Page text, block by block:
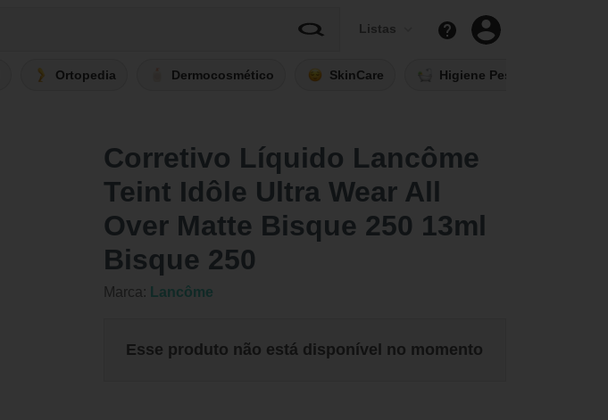
Listas
Ortopedia Dermocosmético SkinCare Higiene Pessoal
Corretivo Líquido Lancôme
Teint Idôle Ultra Wear All
Over Matte Bisque 250 13ml
Bisque 250
Marca: Lancôme
Esse produto não está disponível no momento